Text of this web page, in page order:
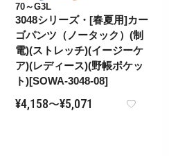
70～G3L
3048シリーズ・[春夏用]カー
ゴパンツ（ノータック）(制
電)(ストレッチ)(イージーケ
ア)(レディース)(野帳ポケッ
ト)[SOWA-3048-08]
¥4,158〜¥5,071